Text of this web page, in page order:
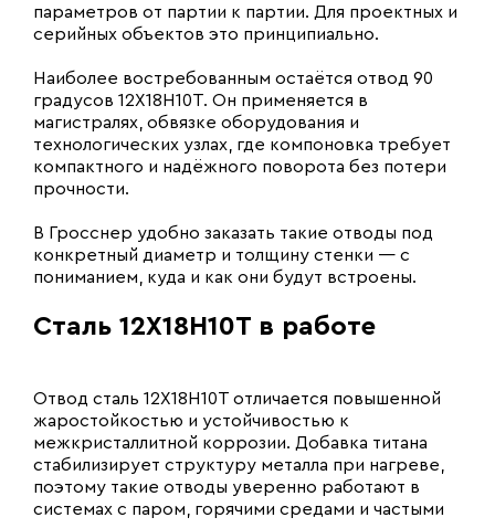
параметров от партии к партии. Для проектных и
серийных объектов это принципиально.
Наиболее востребованным остаётся отвод 90
градусов 12Х18Н10Т. Он применяется в
магистралях, обвязке оборудования и
технологических узлах, где компоновка требует
компактного и надёжного поворота без потери
прочности.
В Гросснер удобно заказать такие отводы под
конкретный диаметр и толщину стенки — с
пониманием, куда и как они будут встроены.
Сталь 12Х18Н10Т в работе
Отвод сталь 12Х18Н10Т отличается повышенной
жаростойкостью и устойчивостью к
межкристаллитной коррозии. Добавка титана
стабилизирует структуру металла при нагреве,
поэтому такие отводы уверенно работают в
системах с паром, горячими средами и частыми